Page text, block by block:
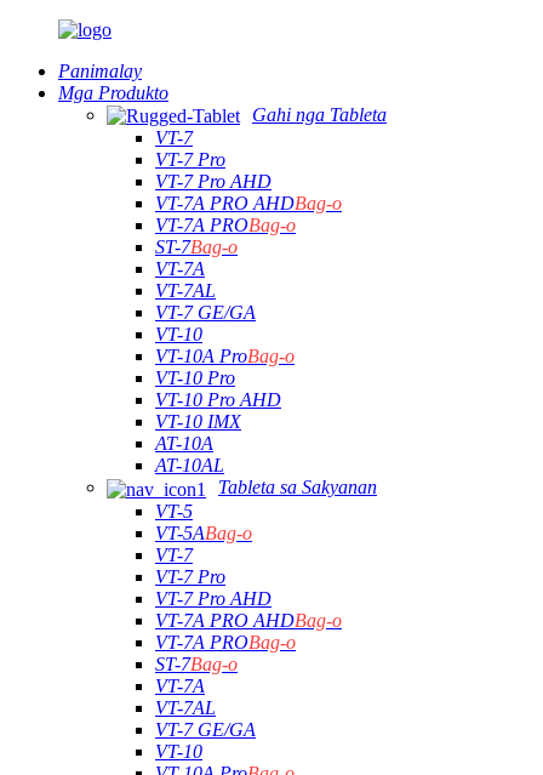
Panimalay
Mga Produkto
Gahi nga Tableta
VT-7
VT-7 Pro
VT-7 Pro AHD
VT-7A PRO AHDBag-o
VT-7A PROBag-o
ST-7Bag-o
VT-7A
VT-7AL
VT-7 GE/GA
VT-10
VT-10A ProBag-o
VT-10 Pro
VT-10 Pro AHD
VT-10 IMX
AT-10A
AT-10AL
Tableta sa Sakyanan
VT-5
VT-5ABag-o
VT-7
VT-7 Pro
VT-7 Pro AHD
VT-7A PRO AHDBag-o
VT-7A PROBag-o
ST-7Bag-o
VT-7A
VT-7AL
VT-7 GE/GA
VT-10